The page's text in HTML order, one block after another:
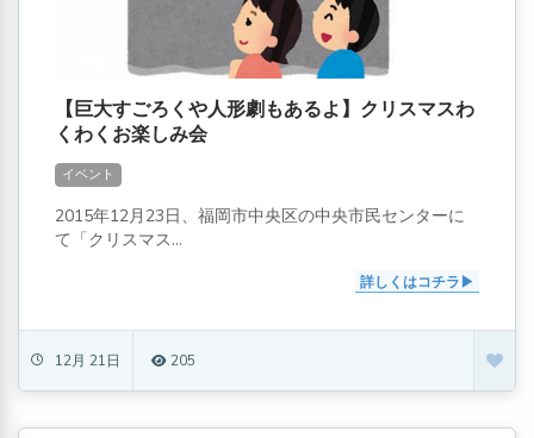
【巨大すごろくや人形劇もあるよ】クリスマスわ
くわくお楽しみ会
イベント
2015年12月23日、福岡市中央区の中央市民センターに
て「クリスマス...
詳しくはコチラ
12月 21日 205